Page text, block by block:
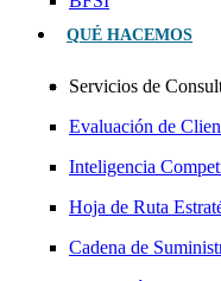
QUÉ HACEMOS
Servicios de
Evaluación de
Inteligencia
Hoja de Ruta
Cadena de